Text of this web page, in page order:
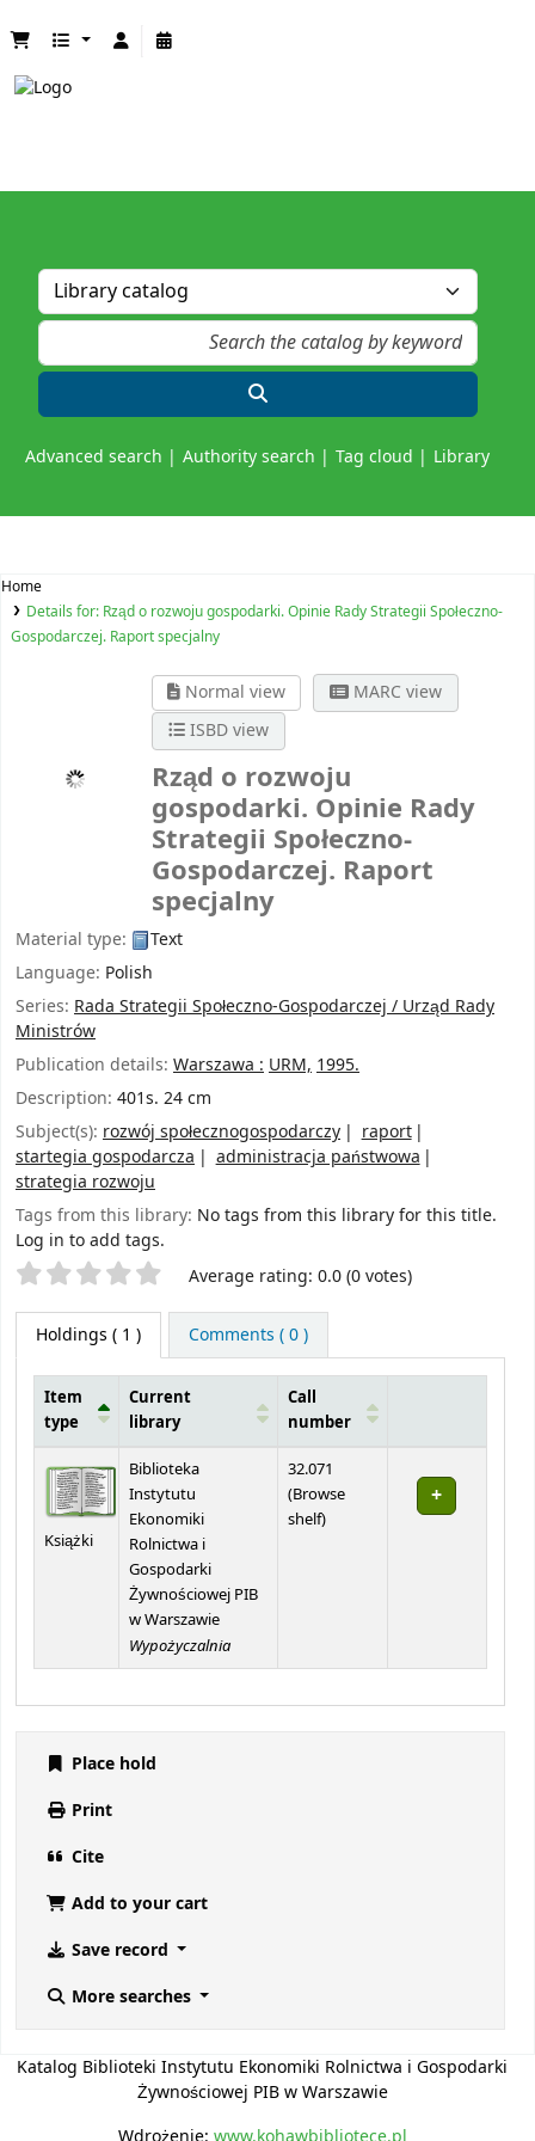
Advanced search Authority search Tag cloud Library
Home
Details for: Rząd o rozwoju gospodarki. Opinie Rady Strategii Społeczno-
Gospodarczej. Raport specjalny
Normal view
MARC view
ISBD view
Rząd o rozwoju
gospodarki. Opinie Rady
Strategii Społeczno-
Gospodarczej. Raport
specjalny
Material type:
Text
Language: Polish
Series: Rada Strategii Społeczno-Gospodarczej / Urząd Rady
Ministrów
Publication details: Warszawa : URM, 1995.
Description: 401s. 24 cm
Subject(s): rozwój społecznogospodarczy
raport
startegia gospodarcza
administracja państwowa
strategia rozwoju
Tags from this library: No tags from this library for this title.
Log in to add tags.
Star ratings Average rating: 0.0 (0 votes)
Holdings ( 1 ) Comments ( 0 )
Item
type
Current
library
Call
number
Książki
Biblioteka
Instytutu
Ekonomiki
Rolnictwa i
Gospodarki
Żywnościowej PIB
w Warszawie
Wypożyczalnia
32.071
(Browse
shelf(Opens below)
)
Place hold
Print
Cite
Add to your cart
Save record
More searches
Katalog Biblioteki Instytutu Ekonomiki Rolnictwa i Gospodarki
Żywnościowej PIB w Warszawie